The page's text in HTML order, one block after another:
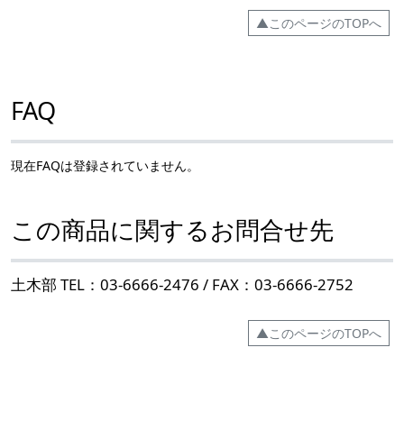
▲このページのTOPへ
FAQ
現在FAQは登録されていません。
この商品に関するお問合せ先
土木部 TEL：03-6666-2476 / FAX：03-6666-2752
▲このページのTOPへ